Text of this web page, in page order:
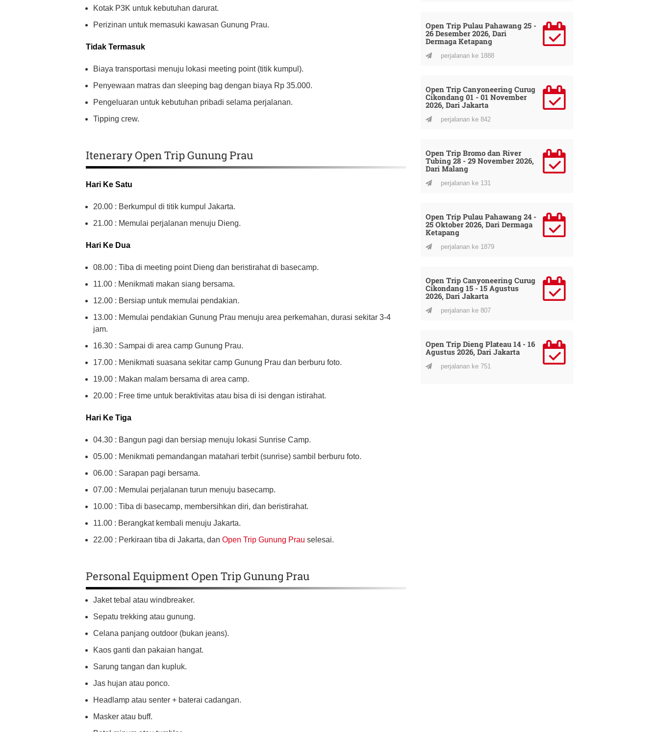
Kotak P3K untuk kebutuhan darurat.
Perizinan untuk memasuki kawasan Gunung Prau.
Tidak Termasuk
Biaya transportasi menuju lokasi meeting point (titik kumpul).
Penyewaan matras dan sleeping bag dengan biaya Rp 35.000.
Pengeluaran untuk kebutuhan pribadi selama perjalanan.
Tipping crew.
Itenerary Open Trip Gunung Prau
Hari Ke Satu
20.00 : Berkumpul di titik kumpul Jakarta.
21.00 : Memulai perjalanan menuju Dieng.
Hari Ke Dua
08.00 : Tiba di meeting point Dieng dan beristirahat di basecamp.
11.00 : Menikmati makan siang bersama.
12.00 : Bersiap untuk memulai pendakian.
13.00 : Memulai pendakian Gunung Prau menuju area perkemahan, durasi sekitar 3-4
jam.
16.30 : Sampai di area camp Gunung Prau.
17.00 : Menikmati suasana sekitar camp Gunung Prau dan berburu foto.
19.00 : Makan malam bersama di area camp.
20.00 : Free time untuk beraktivitas atau bisa di isi dengan istirahat.
Hari Ke Tiga
04.30 : Bangun pagi dan bersiap menuju lokasi Sunrise Camp.
05.00 : Menikmati pemandangan matahari terbit (sunrise) sambil berburu foto.
06.00 : Sarapan pagi bersama.
07.00 : Memulai perjalanan turun menuju basecamp.
10.00 : Tiba di basecamp, membersihkan diri, dan beristirahat.
11.00 : Berangkat kembali menuju Jakarta.
22.00 : Perkiraan tiba di Jakarta, dan Open Trip Gunung Prau selesai.
Personal Equipment Open Trip Gunung Prau
Jaket tebal atau windbreaker.
Sepatu trekking atau gunung.
Celana panjang outdoor (bukan jeans).
Kaos ganti dan pakaian hangat.
Sarung tangan dan kupluk.
Jas hujan atau ponco.
Headlamp atau senter + baterai cadangan.
Masker atau buff.
Open Trip Pulau Pahawang 25 -
26 Desember 2026, Dari
Dermaga Ketapang
perjalanan ke 1888
Open Trip Canyoneering Curug
Cikondang 01 - 01 November
2026, Dari Jakarta
perjalanan ke 842
Open Trip Bromo dan River
Tubing 28 - 29 November 2026,
Dari Malang
perjalanan ke 131
Open Trip Pulau Pahawang 24 -
25 Oktober 2026, Dari Dermaga
Ketapang
perjalanan ke 1879
Open Trip Canyoneering Curug
Cikondang 15 - 15 Agustus
2026, Dari Jakarta
perjalanan ke 807
Open Trip Dieng Plateau 14 - 16
Agustus 2026, Dari Jakarta
perjalanan ke 751